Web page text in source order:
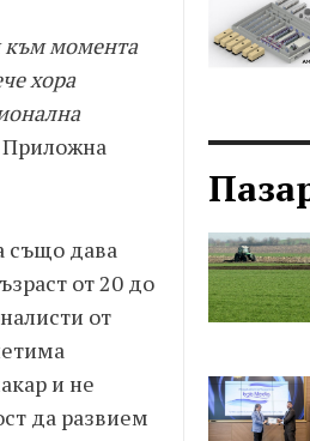
към момента
хора
Приложна
също дава
от 20 до
от
и не
да развием